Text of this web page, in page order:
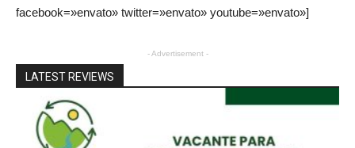
facebook=»envato» twitter=»envato» youtube=»envato»]
- Advertisement -
LATEST REVIEWS